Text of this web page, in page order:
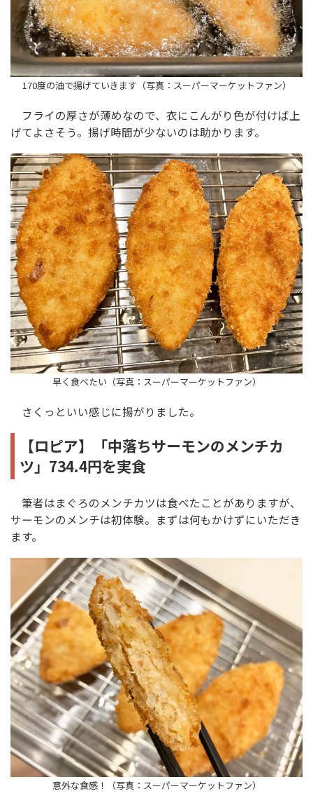
170度の油で揚げていきます（写真：スーパーマーケットファン）
フライの厚さが薄めなので、衣にこんがり色が付けば上
げてよさそう。揚げ時間が少ないのは助かります。
早く食べたい（写真：スーパーマーケットファン）
さくっといい感じに揚がりました。
【ロピア】「中落ちサーモンのメンチカ
ツ」734.4円を実食
筆者はまぐろのメンチカツは食べたことがありますが、
サーモンのメンチは初体験。まずは何もかけずにいただき
ます。
意外な食感！（写真：スーパーマーケットファン）